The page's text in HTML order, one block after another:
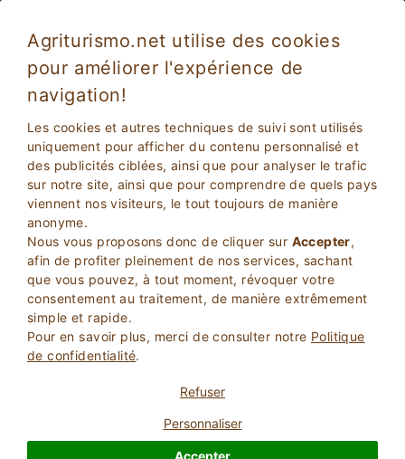
Agriturismo.net utilise des cookies
pour améliorer l'expérience de
navigation!
Les cookies et autres techniques de suivi sont utilisés
uniquement pour afficher du contenu personnalisé et
des publicités ciblées, ainsi que pour analyser le trafic
sur notre site, ainsi que pour comprendre de quels pays
viennent nos visiteurs, le tout toujours de manière
anonyme.
Nous vous proposons donc de cliquer sur Accepter,
afin de profiter pleinement de nos services, sachant
que vous pouvez, à tout moment, révoquer votre
consentement au traitement, de manière extrêmement
simple et rapide.
Pour en savoir plus, merci de consulter notre Politique
de confidentialité.
Refuser
Personnaliser
Accepter
Chiusi 4811
Siena, Chiusi(Carte)
Réservation Immédiate 24Lits
DEMANDER AU PROPRIETAIRE
RESERVEZ
Plus d'Informations